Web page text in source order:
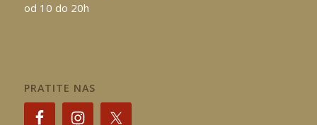
od 10 do 20h
PRATITE NAS